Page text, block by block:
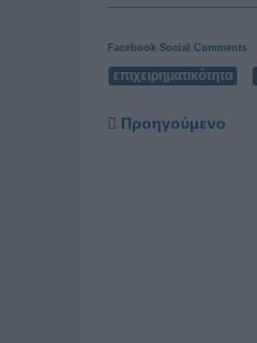
Facebook Social Comments
επιχειρηματικότητα
Προηγούμενο